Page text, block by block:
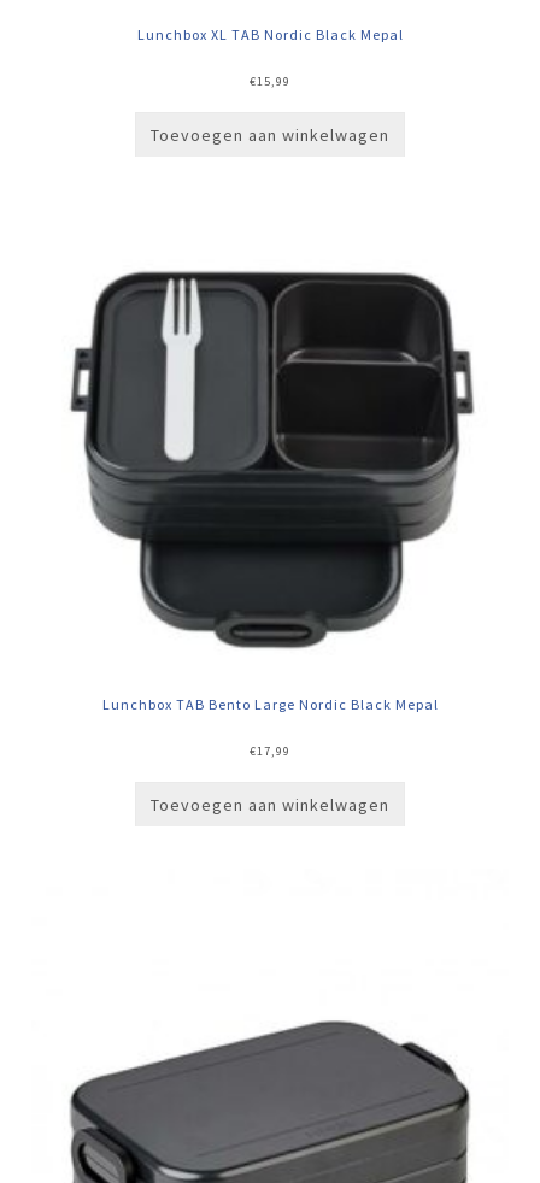
Lunchbox XL TAB Nordic Black Mepal
€15,99
Toevoegen aan winkelwagen
Lunchbox TAB Bento Large Nordic Black Mepal
€17,99
Toevoegen aan winkelwagen